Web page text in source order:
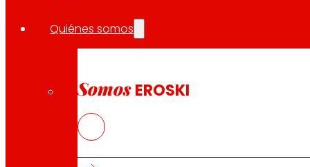
Quiénes somos
Somos EROSKI
10.11.2023
EROSKI extiende el
Pionera en la distribución alimentaria nacional